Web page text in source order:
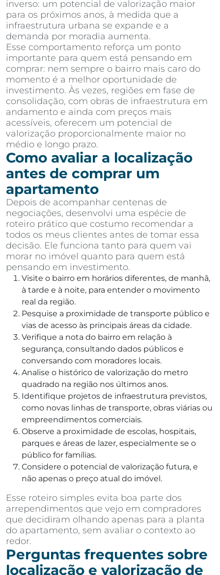
inverso: um potencial de valorização maior
para os próximos anos, à medida que a
infraestrutura urbana se expande e a
demanda por moradia aumenta.
Esse comportamento reforça um ponto
importante para quem está pensando em
comprar: nem sempre o bairro mais caro do
momento é a melhor oportunidade de
investimento. Às vezes, regiões em fase de
consolidação, com obras de infraestrutura em
andamento e ainda com preços mais
acessíveis, oferecem um potencial de
valorização proporcionalmente maior no
médio e longo prazo.
Como avaliar a localização
antes de comprar um
apartamento
Depois de acompanhar centenas de
negociações, desenvolvi uma espécie de
roteiro prático que costumo recomendar a
todos os meus clientes antes de tomar essa
decisão. Ele funciona tanto para quem vai
morar no imóvel quanto para quem está
pensando em investimento.
Visite o bairro em horários diferentes, de manhã,
à tarde e à noite, para entender o movimento
real da região.
Pesquise a proximidade de transporte público e
vias de acesso às principais áreas da cidade.
Verifique a nota do bairro em relação à
segurança, consultando dados públicos e
conversando com moradores locais.
Analise o histórico de valorização do metro
quadrado na região nos últimos anos.
Identifique projetos de infraestrutura previstos,
como novas linhas de transporte, obras viárias ou
empreendimentos comerciais.
Observe a proximidade de escolas, hospitais,
parques e áreas de lazer, especialmente se o
público for famílias.
Considere o potencial de valorização futura, e
não apenas o preço atual do imóvel.
Esse roteiro simples evita boa parte dos
arrependimentos que vejo em compradores
que decidiram olhando apenas para a planta
do apartamento, sem avaliar o contexto ao
redor.
Perguntas frequentes sobre
localização e valorização de